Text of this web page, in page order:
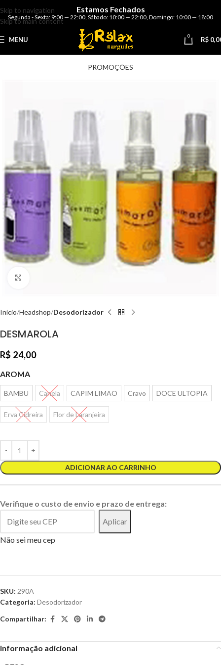
Skip to navigation
Skip to main content
Estamos Fechados
Segunda - Sexta: 9:00 — 22:00 Sábado: 10:00 — 22:00 Domingo: 10:00 — 18:00
MENU 0 R$
PROMOÇÕES
Início Headshop Desodorizador
DESMAROLA
R$ 24,00
AROMA
BAMBU Canela CAPIM LIMAO Cravo DOCE ULTOPIA
Erva Cidreira Flor de Laranjeira
ADICIONAR AO CARRINHO
Verifique o custo de envio e prazo de entrega:
Aplicar
Não sei meu cep
SKU: 290A
Categoria: Desodorizador
Compartilhar:
Informação adicional